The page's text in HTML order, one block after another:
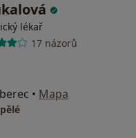
lékař
17 názorů
• Mapa